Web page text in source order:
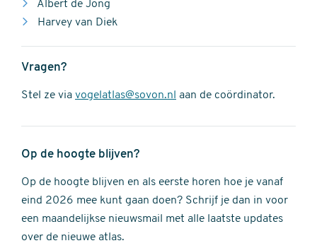
Albert de Jong
Harvey van Diek
Vragen?
Stel ze via vogelatlas@sovon.nl aan de coördinator.
Op de hoogte blijven?
Op de hoogte blijven en als eerste horen hoe je vanaf
eind 2026 mee kunt gaan doen? Schrijf je dan in voor
een maandelijkse nieuwsmail met alle laatste updates
over de nieuwe atlas.